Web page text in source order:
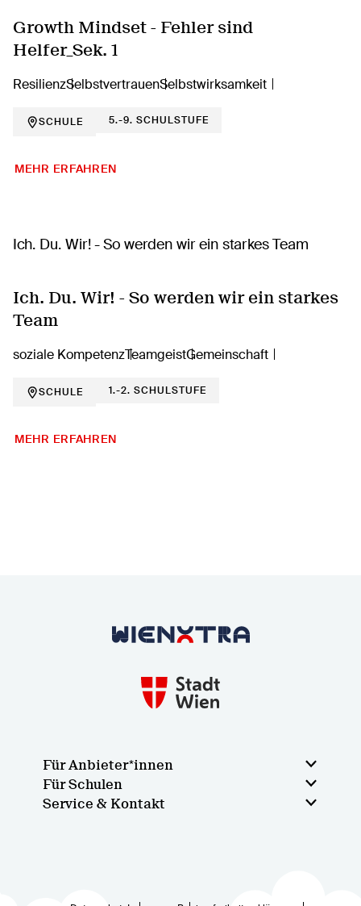
Growth Mindset - Fehler sind
Helfer_Sek. 1
ResilienzSelbstvertrauenSelbstwirksamkeit
SCHULE 5.-9. SCHULSTUFE
MEHR ERFAHREN
Ich. Du. Wir! - So werden wir ein starkes
Team
soziale KompetenzTeamgeistGemeinschaft
SCHULE 1.-2. SCHULSTUFE
MEHR ERFAHREN
Zurück zur Startseite
Für Anbieter*innen
Für Schulen
Service & Kontakt